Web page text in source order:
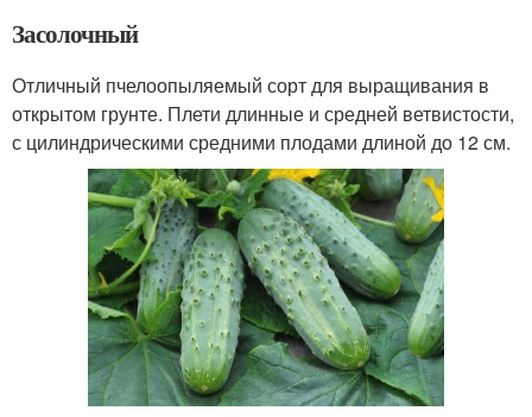
Засолочный
Отличный пчелоопыляемый сорт для выращивания в
открытом грунте. Плети длинные и средней ветвистости,
с цилиндрическими средними плодами длиной до 12 см.